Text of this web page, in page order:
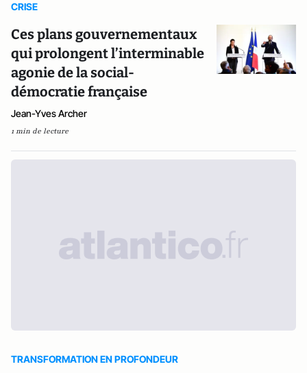
CRISE
Ces plans gouvernementaux
qui prolongent l’interminable
agonie de la social-
démocratie française
Jean-Yves Archer
1 min de lecture
TRANSFORMATION EN PROFONDEUR